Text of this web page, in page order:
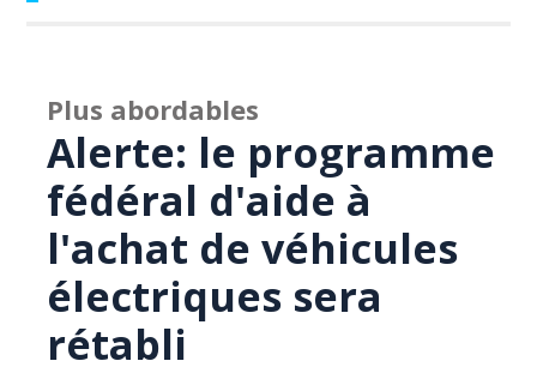
Plus abordables
Alerte: le programme
fédéral d'aide à
l'achat de véhicules
électriques sera
rétabli